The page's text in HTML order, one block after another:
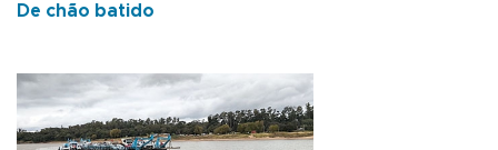
De chão batido